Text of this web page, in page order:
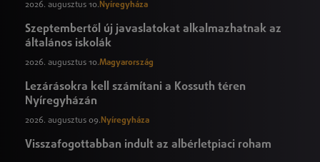
2026. augusztus 10. Nyíregyháza
Szeptembertől új javaslatokat alkalmazhatnak az
általános iskolák
2026. augusztus 10.Magyarország
Lezárásokra kell számítani a Kossuth téren
Nyíregyházán
2026. augusztus 09. Nyíregyháza
Visszafogottabban indult az albérletpiaci roham